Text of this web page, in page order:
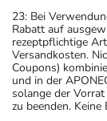
23: Bei
Rabatt auf
rezeptpflichtige
Versandkosten.
Coupons)
und in der
solange der
zu beenden. Keine